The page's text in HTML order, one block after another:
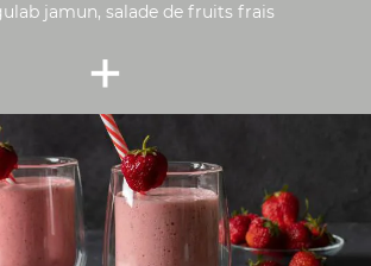
jamun, salade de fruits frais
+